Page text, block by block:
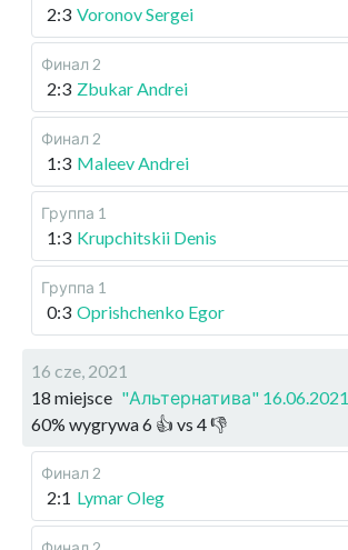
2:3 Voronov Sergei
Финал 2
2:3 Zbukar Andrei
Финал 2
1:3 Maleev Andrei
Группа 1
1:3 Krupchitskii Denis
Группа 1
0:3 Oprishchenko Egor
16 cze, 2021
18 miejsce "Альтернатива" 16.06.2021
60% wygrywa6 👍 vs 4👎
Финал 2
2:1 Lymar Oleg